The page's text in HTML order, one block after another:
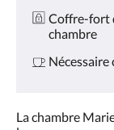
Coffre-fort
chambre
La chambre